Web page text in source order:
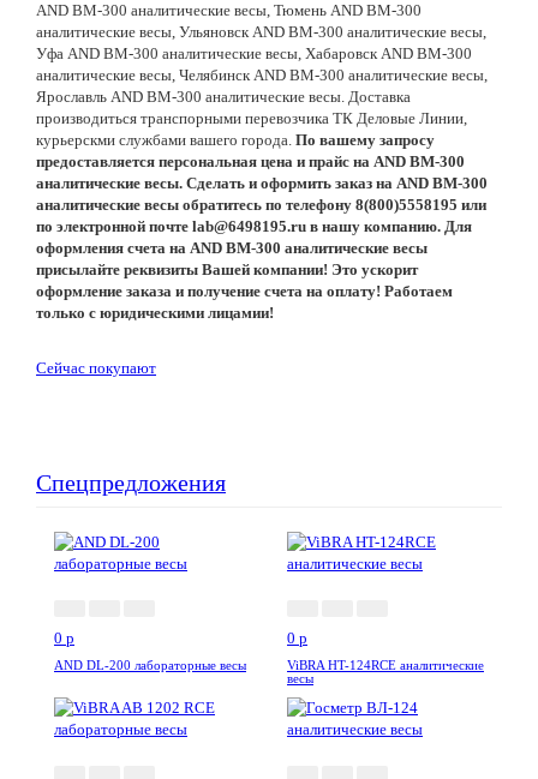
AND BM-300 аналитические весы, Тюмень AND BM-300
аналитические весы, Ульяновск AND BM-300 аналитические весы,
Уфа AND BM-300 аналитические весы, Хабаровск AND BM-300
аналитические весы, Челябинск AND BM-300 аналитические весы,
Ярославль AND BM-300 аналитические весы. Доставка
производиться транспорными перевозчика ТК Деловые Линии,
курьерскми службами вашего города. По вашему запросу
предоставляется персональная цена и прайс на AND BM-300
аналитические весы. Сделать и оформить заказ на AND BM-300
аналитические весы обратитесь по телефону 8(800)5558195 или
по электронной почте lab@6498195.ru в нашу компанию. Для
оформления счета на AND BM-300 аналитические весы
присылайте реквизиты Вашей компании! Это ускорит
оформление заказа и получение счета на оплату! Работаем
только с юридическими лицамии!
Сейчас покупают
Спецпредложения
0 p
AND DL-200 лабораторные весы
0 p
ViBRA HT-124RCE аналитические
весы